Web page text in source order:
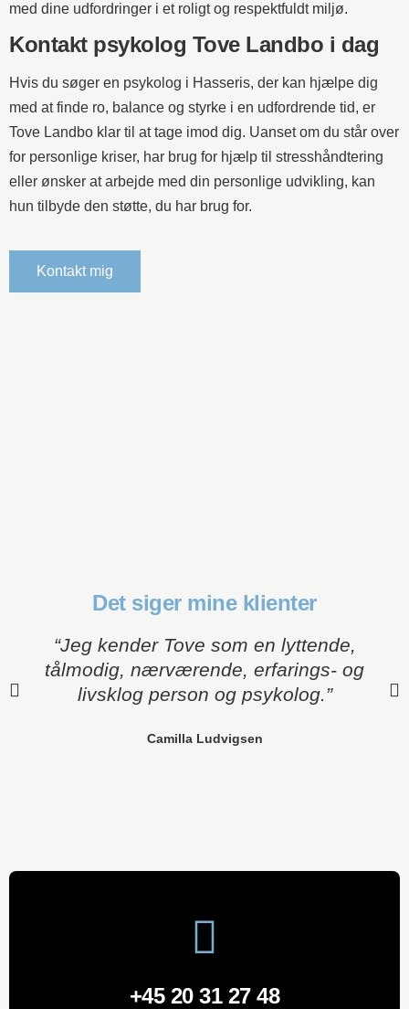
med dine udfordringer i et roligt og respektfuldt miljø.
Kontakt psykolog Tove Landbo i dag
Hvis du søger en psykolog i Hasseris, der kan hjælpe dig
med at finde ro, balance og styrke i en udfordrende tid, er
Tove Landbo klar til at tage imod dig. Uanset om du står over
for personlige kriser, har brug for hjælp til stresshåndtering
eller ønsker at arbejde med din personlige udvikling, kan
hun tilbyde den støtte, du har brug for.
Kontakt mig
Det siger mine klienter
​​“Jeg kender Tove som en lyttende,
tålmodig, nærværende, erfarings- og
livsklog person og psykolog.”
Camilla Ludvigsen
+45 20 31 27 48